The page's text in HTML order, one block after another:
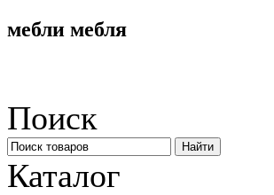
мебли мебля
Поиск
Каталог